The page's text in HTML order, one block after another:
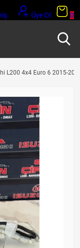
Üye Ol 0
L200 4x4 Euro 6 2015-